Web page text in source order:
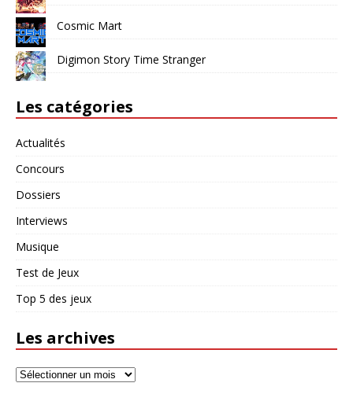
Cosmic Mart
Digimon Story Time Stranger
Les catégories
Actualités
Concours
Dossiers
Interviews
Musique
Test de Jeux
Top 5 des jeux
Les archives